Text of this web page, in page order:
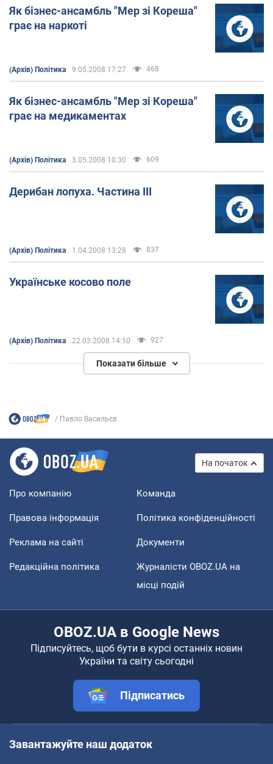
Як бізнес-ансамбль "Мер зі Кореша"
грає на наркоті
(Архів) Політика 9.05.2008 17:27 468
Як бізнес-ансамбль "Мер зі Кореша"
грає на медикаментах
(Архів) Політика 3.05.2008 10:30 609
Дерибан лопуха. Частина ІІІ
(Архів) Політика 1.04.2008 13:28 837
Українське косово поле
(Архів) Політика 22.03.2008 14:10 927
Показати більше
Павло Васильєв
На початок
Про компанію Команда
Правова інформація Політика конфіденційності
Реклама на сайті Документи
Редакційна політика
Журналісти OBOZ.UA на
місці подій
OBOZ.UA в Google News
Підписуйтесь, щоб бути в курсі останніх новин
України та світу сьогодні
Підписатись
Завантажуйте наш додаток